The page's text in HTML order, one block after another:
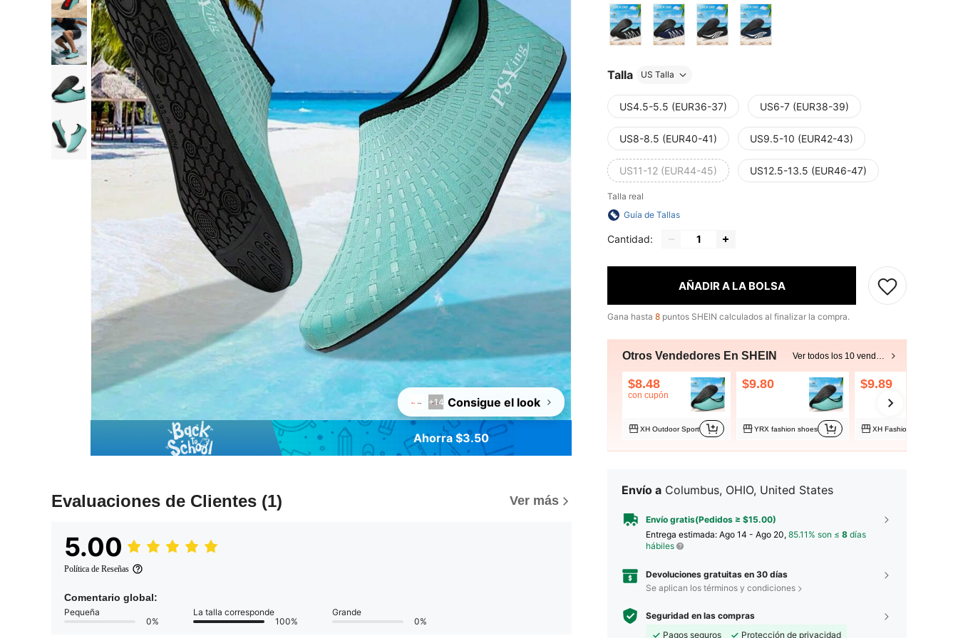
Ahorra $3.50
+14 Consigue el look
Evaluaciones de Clientes (1) Ver más
5.00
Política de Reseñas
Comentario global:
Pequeña
0%
La talla corresponde
100%
Grande
0%
Talla US Talla
US4.5-5.5 (EUR36-37) US6-7 (EUR38-39)
US8-8.5 (EUR40-41) US9.5-10 (EUR42-43)
US11-12 (EUR44-45) US12.5-13.5 (EUR46-47)
Talla real
Guía de Tallas
Cantidad:
AÑADIR A LA BOLSA
Gana hasta 8 puntos SHEIN calculados al finalizar la compra.
Otros Vendedores En SHEIN Ver todos los 10 vendedores
$8.48
con cupón
XH Outdoor Sport
$9.80
YRX fashion shoes
$9.89
XH Fashion Shoes
Envío a Columbus, OHIO, United States
Envío gratis(Pedidos ≥ $15.00)
Entrega estimada: Ago 14 - Ago 20, 85.11% son ≤ 8 días
hábiles
Devoluciones gratuitas en 30 días
Se aplican los términos y condiciones
Seguridad en las compras
Pagos seguros
Protección de privacidad